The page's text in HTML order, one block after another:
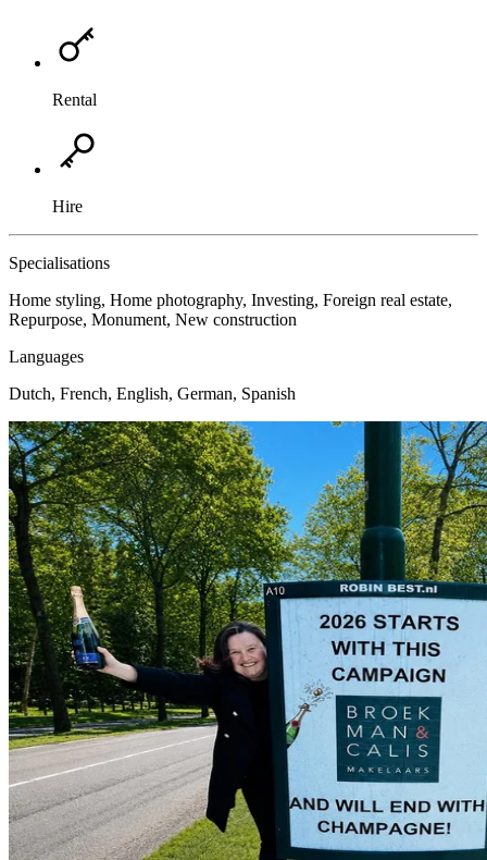
Rental
Hire
Specialisations
Home styling, Home photography, Investing, Foreign real estate,
Repurpose, Monument, New construction
Languages
Dutch, French, English, German, Spanish